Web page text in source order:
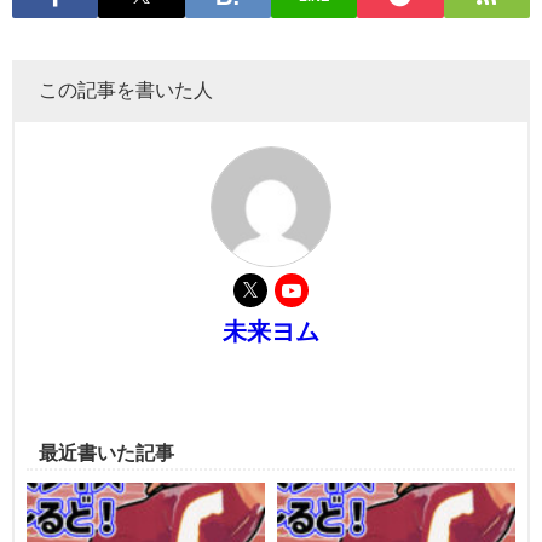
この記事を書いた人
未来ヨム
最近書いた記事